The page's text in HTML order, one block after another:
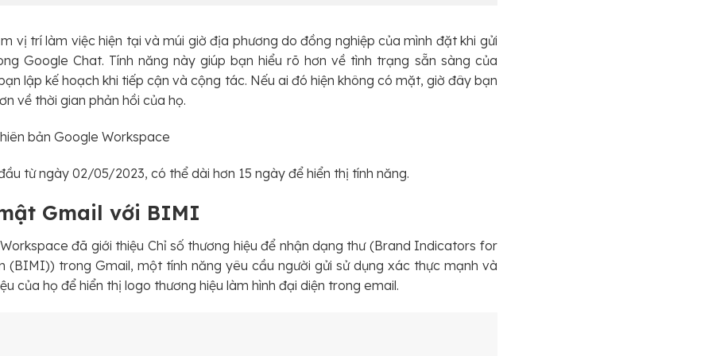
vị trí làm việc hiện tại và múi giờ địa phương do đồng nghiệp của mình đặt khi gửi
Google Chat. Tính năng này giúp bạn hiểu rõ hơn về tình trạng sẵn sàng của
lập kế hoạch khi tiếp cận và cộng tác. Nếu ai đó hiện không có mặt, giờ đây bạn
về thời gian phản hồi của họ.
bản Google Workspace
từ ngày 02/05/2023, có thể dài hơn 15 ngày để hiển thị tính năng.
Gmail với BIMI
đã giới thiệu Chỉ số thương hiệu để nhận dạng thư (Brand Indicators for
(BIMI)) trong Gmail, một tính năng yêu cầu người gửi sử dụng xác thực mạnh và
của họ để hiển thị logo thương hiệu làm hình đại diện trong email.